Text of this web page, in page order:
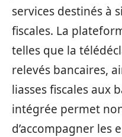
services destinés à
fiscales. La
telles que la
relevés bancaires,
liasses fiscales aux
intégrée permet
d’accompagner les